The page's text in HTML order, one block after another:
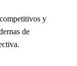
y
de